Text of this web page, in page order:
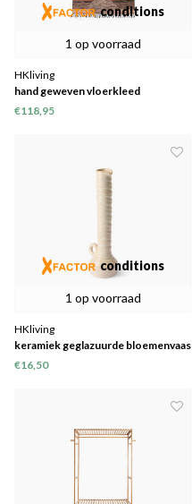
1 op voorraad
conditions
HKliving
hand geweven vloerkleed
binnen/buiten multi colour
€118,95
1 op voorraad
conditions
HKliving
keramiek geglazuurde bloemenvaas
crème
€16,50